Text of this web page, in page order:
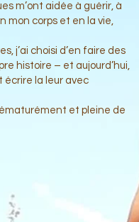
m’ont aidée à guérir, à
mon corps et en la vie,
j’ai choisi d’en faire des
histoire – et aujourd’hui,
écrire la leur avec
et pleine de